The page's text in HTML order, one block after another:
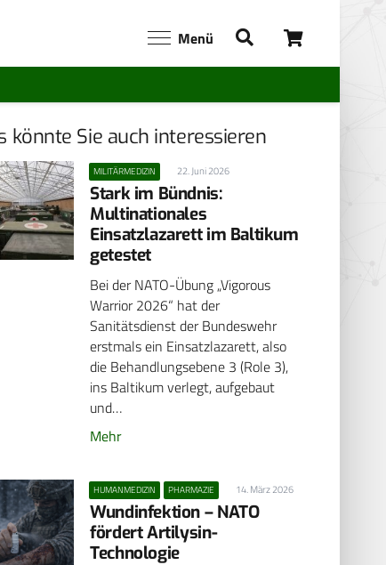
Menü
könnte Sie auch interessieren
MILITÄRMEDIZIN 22. Juni 2026
Stark im Bündnis:
Multinationales
Einsatzlazarett im Baltikum
getestet
Bei der NATO-Übung „Vigorous
Warrior 2026“ hat der
Sanitätsdienst der Bundeswehr
erstmals ein Einsatzlazarett, also
die Behandlungsebene 3 (Role 3),
ins Baltikum verlegt, aufgebaut
und…
Mehr
HUMANMEDIZIN PHARMAZIE 14. März 2026
Wundinfektion – NATO
fördert Artilysin-
Technologie